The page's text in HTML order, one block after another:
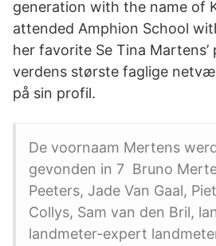
generation with the name of
attended Amphion School
her favorite Se Tina
verdens største faglige
på sin profil.
De voornaam Mertens
gevonden in 7 Bruno
Peeters, Jade Van Gaal,
Collys, Sam van den Bril,
landmeter-expert